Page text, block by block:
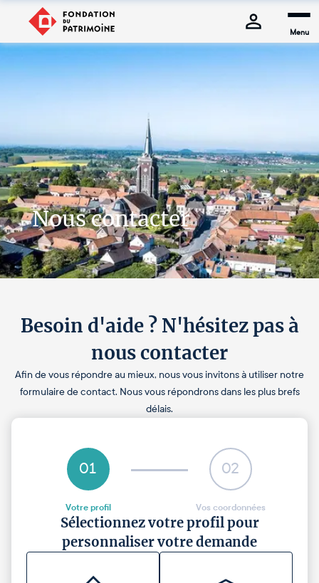
Menu
Nous contacter
Besoin d'aide ? N'hésitez pas à
nous contacter
Afin de vous répondre au mieux, nous vous invitons à utiliser notre
formulaire de contact. Nous vous répondrons dans les plus brefs
délais.
01
Votre profil
02
Vos coordonnées
Sélectionnez votre profil pour
personnaliser votre demande